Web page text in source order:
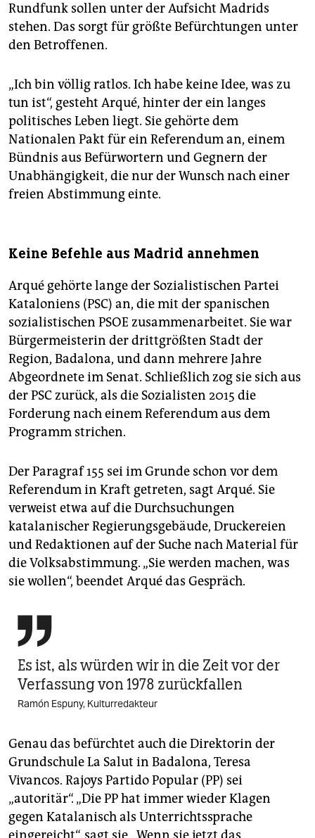
Rundfunk sollen unter der Aufsicht Madrids
stehen. Das sorgt für größte Befürchtungen unter
den Betroffenen.
„Ich bin völlig ratlos. Ich habe keine Idee, was zu
tun ist“, gesteht Arqué, hinter der ein langes
politisches Leben liegt. Sie gehörte dem
Nationalen Pakt für ein Referendum an, einem
Bündnis aus Befürwortern und Gegnern der
Unabhängigkeit, die nur der Wunsch nach einer
freien Abstimmung einte.
Keine Befehle aus Madrid annehmen
Arqué gehörte lange der Sozialistischen Partei
Kataloniens (PSC) an, die mit der spanischen
sozialistischen PSOE zusammenarbeitet. Sie war
Bürgermeisterin der drittgrößten Stadt der
Region, Badalona, und dann mehrere Jahre
Abgeordnete im Senat. Schließlich zog sie sich aus
der PSC zurück, als die Sozialisten 2015 die
Forderung nach einem Referendum aus dem
Programm strichen.
Der Paragraf 155 sei im Grunde schon vor dem
Referendum in Kraft getreten, sagt Arqué. Sie
verweist etwa auf die Durchsuchungen
katalanischer Regierungsgebäude, Druckereien
und Redaktionen auf der Suche nach Material für
die Volksabstimmung. „Sie werden machen, was
sie wollen“, beendet Arqué das Gespräch.

Es ist, als würden wir in die Zeit vor der
Verfassung von 1978 zurückfallen
Ramón Espuny, Kulturredakteur
Genau das befürchtet auch die Direktorin der
Grundschule La Salut in Badalona, Teresa
Vivancos. Rajoys Partido Popular (PP) sei
„autoritär“. „Die PP hat immer wieder Klagen
gegen Katalanisch als Unterrichtssprache